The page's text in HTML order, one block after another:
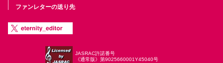
ファンレターの送り先
JASRAC許諾番号
《通常版》第9025660001Y45040号